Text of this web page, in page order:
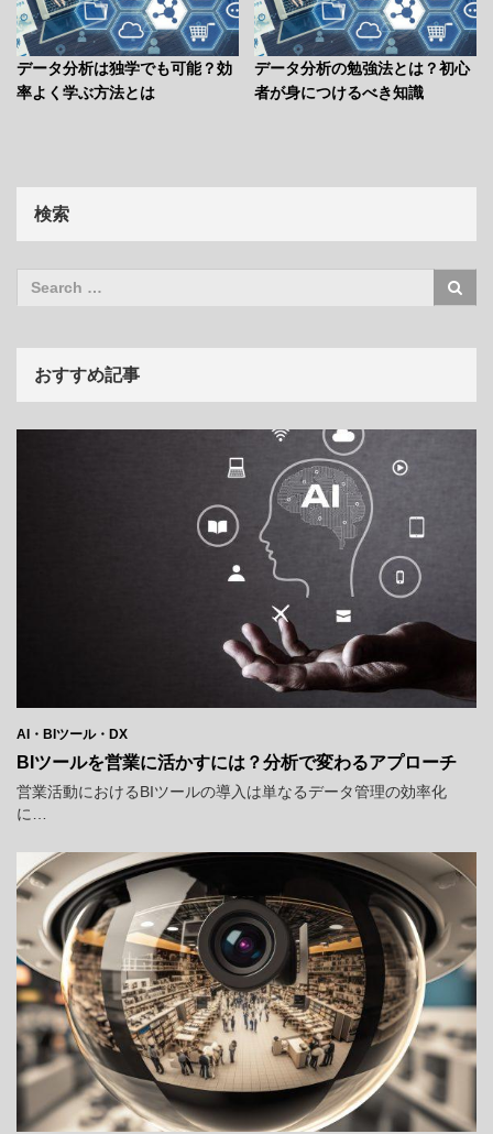
データ分析は独学でも可能？効
率よく学ぶ方法とは
データ分析の勉強法とは？初心
者が身につけるべき知識
検索
おすすめ記事
AI・BIツール・DX
BIツールを営業に活かすには？分析で変わるアプローチ
営業活動におけるBIツールの導入は単なるデータ管理の効率化
に…